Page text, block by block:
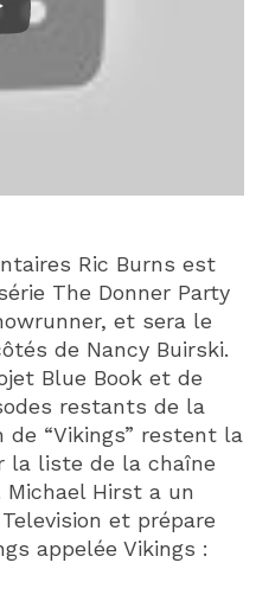
Ric Burns est
The Donner Party
et sera le
de Nancy Buirski.
Blue Book et de
restants de la
de “Vikings” restent la
la liste de la chaîne
Michael Hirst a un
et prépare
appelée Vikings :